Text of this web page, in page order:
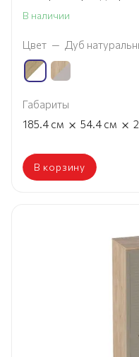
В наличии
Цвет — Дуб
Габариты
185.4 см × 54.4 см ×
В корзину